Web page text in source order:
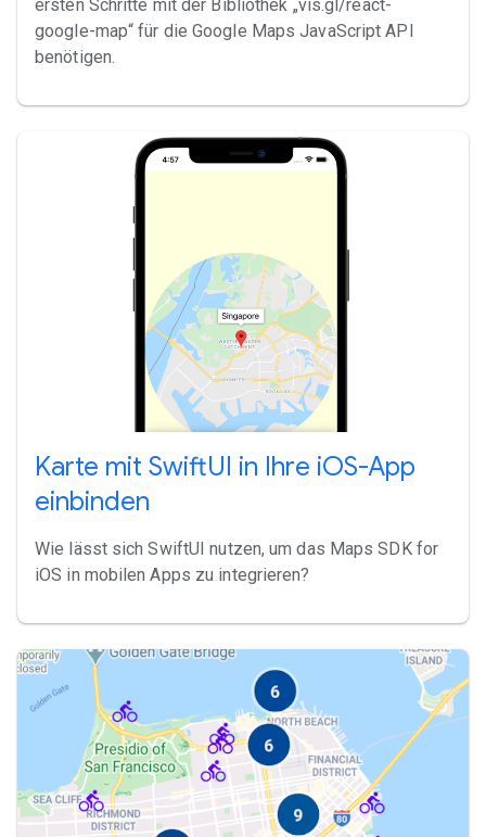
ersten Schritte mit der Bibliothek „vis.gl/react-
google-map“ für die Google Maps JavaScript API
benötigen.
Karte mit SwiftUI in Ihre iOS-App
einbinden
Wie lässt sich SwiftUI nutzen, um das Maps SDK for
iOS in mobilen Apps zu integrieren?